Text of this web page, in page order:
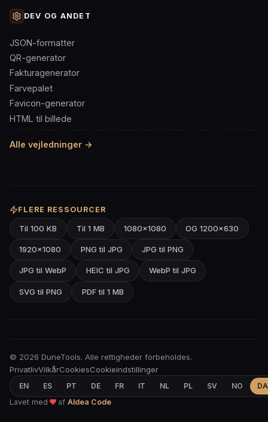
DEV OG ANDET
JSON-formatter
QR-generator
Fakturagenerator
Farvepalet
Favicon-generator
HTML til billede
Alle vejledninger →
FLERE RESSOURCER
Til 100 KB Til 1 MB 1080×1080 OG 1200×630
1920×1080 PNG til JPG JPG til PNG
JPG til WebP HEIC til JPG WebP til JPG
SVG til PNG PDF til 1 MB
© 2026 DuneTools. Alle rettigheder forbeholdes.
PrivatlivVilkårCookiesCookieindstillinger
EN ES PT DE FR IT NL PL SV NO
DA
Lavet med
af Aldea Code